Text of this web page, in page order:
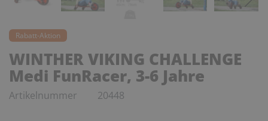
Rabatt-Aktion
WINTHER VIKING CHALLENGE
Medi FunRacer, 3-6 Jahre
Artikelnummer 20448